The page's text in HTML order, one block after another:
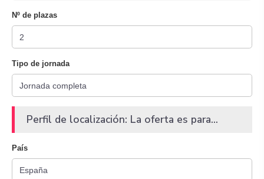
Nº de plazas
Tipo de jornada
Perfil de localización: La oferta es para...
País